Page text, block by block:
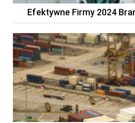
Efektywne Firmy 2024